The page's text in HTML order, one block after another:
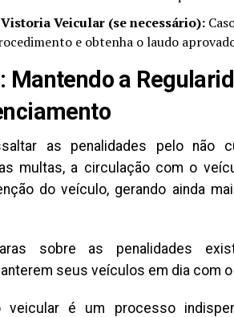
Veicular (se necessário):
e obtenha o laudo
Mantendo a
as penalidades pelo não
multas, a circulação com o
do veículo, gerando ainda
sobre as penalidades
seus veículos em dia com
veicular é um processo